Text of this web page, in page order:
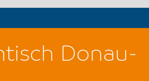
Donau-